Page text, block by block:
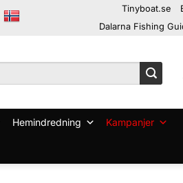
Tinyboat.se
Dalarna Fishing
Hemindredning Kampanjer